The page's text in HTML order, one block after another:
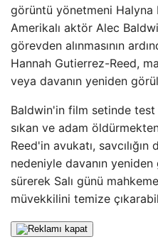
görüntü yönetmeni
Amerikalı aktör Alec
görevden alınmasının
Hannah Gutierrez-Reed,
veya davanın yeniden
Baldwin'in film setinde
sıkan ve adam
Reed'in avukatı,
nedeniyle davanın
sürerek Salı günü
müvekkilini temize